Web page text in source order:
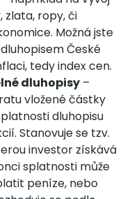
zlata, ropy, či
Možná jste
České
tedy index cen.
dluhopisy –
vložené částky
dluhopisu
Stanovuje se tzv.
investor získává
splatnosti může
peníze, nebo